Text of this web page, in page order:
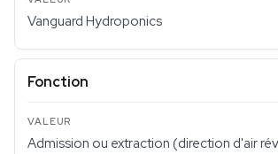
Vanguard Hydroponics
Fonction
Admission ou extraction (direction d'air